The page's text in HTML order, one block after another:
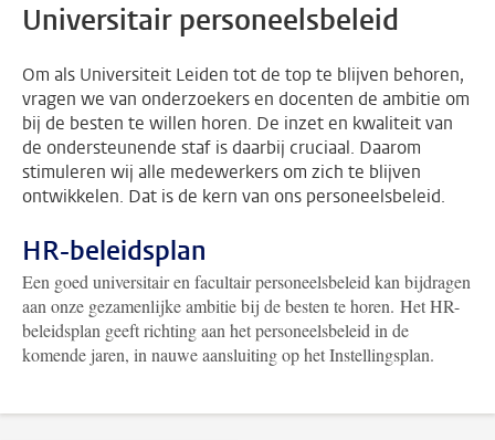
Universitair personeelsbeleid
Om als Universiteit Leiden tot de top te blijven behoren,
vragen we van onderzoekers en docenten de ambitie om
bij de besten te willen horen. De inzet en kwaliteit van
de ondersteunende staf is daarbij cruciaal. Daarom
stimuleren wij alle medewerkers om zich te blijven
ontwikkelen. Dat is de kern van ons personeelsbeleid.
HR-beleidsplan
Een goed universitair en facultair personeelsbeleid kan bijdragen
aan onze gezamenlijke ambitie bij de besten te horen. Het HR-
beleidsplan geeft richting aan het personeelsbeleid in de
komende jaren, in nauwe aansluiting op het Instellingsplan.